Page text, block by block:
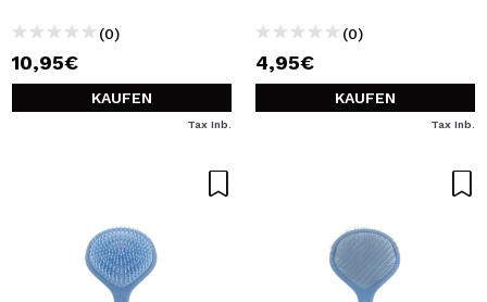
(0)
10,95€
KAUFEN
Tax Inb.
(0)
4,95€
KAUFEN
Tax Inb.